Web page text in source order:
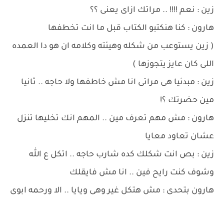
زين : نعم !!!! .. مراتك ازاى يعنى ؟؟
هارون : كنا هنكتبو الكتاب قبل ما انت تخطفها
( زين يستوعب من شكله وهيئته وكلامه ان هو دا العمده
اللى كان عايز يتجوزها )
زين : مبدئيا هى مراتى انا مش خاطفها ولا حاجه .. ثانيا
مين حضرتك ؟!
هارون : مش مهم تعرف مين .. المهم انك تخليها تنزل
عشان تعاود معايا
زين : بص انت شكلك كده شارب حاجه .. اتكل ع الله
وشوف كنت رايح فين .. انا مش فايقلك
هارون بتحدى : مش هتكل غير وهى ويايا .. الا ورحمه ابوى